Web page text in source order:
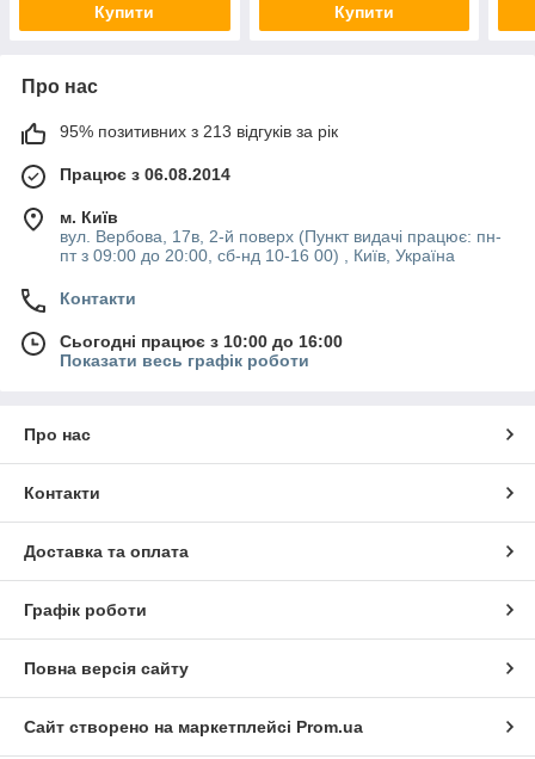
Купити Купити
Про нас
95% позитивних з 213 відгуків за рік
Працює з 06.08.2014
м. Київ
вул. Вербова, 17в, 2-й поверх (Пункт видачі працює: пн-
пт з 09:00 до 20:00, сб-нд 10-16 00) , Київ, Україна
Контакти
Сьогодні працює з 10:00 до 16:00
Показати весь графік роботи
Про нас
Контакти
Доставка та оплата
Графік роботи
Повна версія сайту
Сайт створено на маркетплейсі Prom.ua